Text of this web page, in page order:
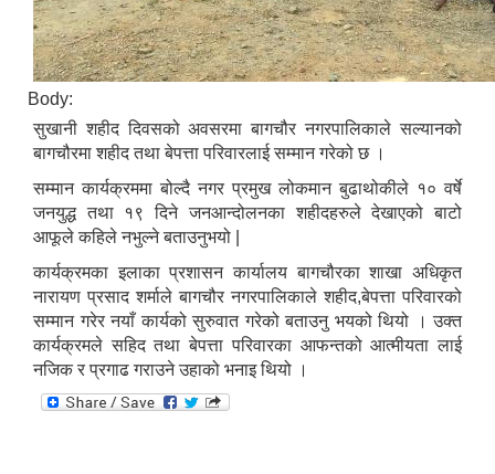
Body:
सुखानी शहीद दिवसको अवसरमा बागचौर नगरपालिकाले सल्यानको
बागचौरमा शहीद तथा बेपत्ता परिवारलाई सम्मान गरेको छ ।
सम्मान कार्यक्रममा बोल्दै नगर प्रमुख लोकमान बुढाथोकीले १० वर्षे
जनयुद्ध तथा १९ दिने जनआन्दोलनका शहीदहरुले देखाएको बाटो
आफूले कहिले नभुल्ने बताउनुभयो |
कार्यक्रमका इलाका प्रशासन कार्यालय बागचौरका शाखा अधिकृत
नारायण प्रसाद शर्माले बागचौर नगरपालिकाले शहीद,बेपत्ता परिवारको
सम्मान गरेर नयाँ कार्यको सुरुवात गरेको बताउनु भयको थियो । उक्त
कार्यक्रमले सहिद तथा बेपत्ता परिवारका आफन्तको आत्मीयता लाई
नजिक र प्रगाढ गराउने उहाको भनाइ थियो ।